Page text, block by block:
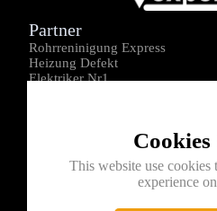
Cookies
This website use cookies
experience
Partner
Rohrreninigung Express
Heizung Defekt
Elektriker Nr1
Kontakt